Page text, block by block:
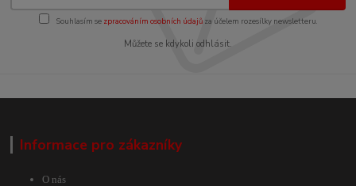
Souhlasím se zpracováním osobních údajůza účelem rozesílky newsletteru.
Můžete se kdykoli odhlásit.
Informace pro zákazníky
O nás